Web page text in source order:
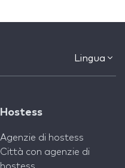
Lingua
Hostess
Agenzie di hostess
Città con agenzie di